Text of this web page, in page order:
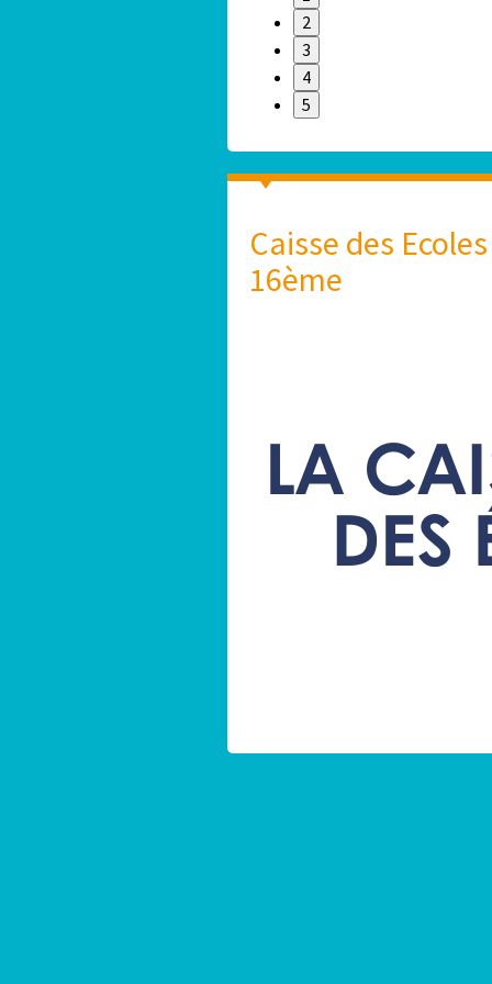
2
3
4
5
Caisse des
16ème